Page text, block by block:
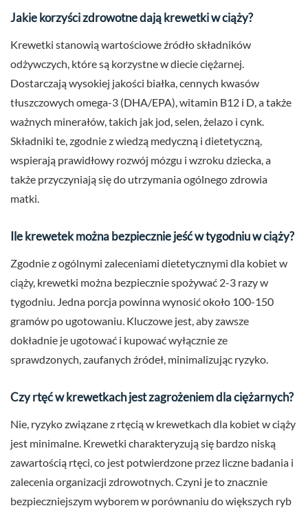
Jakie korzyści zdrowotne dają krewetki w ciąży?
Krewetki stanowią wartościowe źródło składników
odżywczych, które są korzystne w diecie ciężarnej.
Dostarczają wysokiej jakości białka, cennych kwasów
tłuszczowych omega-3 (DHA/EPA), witamin B12 i D, a także
ważnych minerałów, takich jak jod, selen, żelazo i cynk.
Składniki te, zgodnie z wiedzą medyczną i dietetyczną,
wspierają prawidłowy rozwój mózgu i wzroku dziecka, a
także przyczyniają się do utrzymania ogólnego zdrowia
matki.
Ile krewetek można bezpiecznie jeść w tygodniu w ciąży?
Zgodnie z ogólnymi zaleceniami dietetycznymi dla kobiet w
ciąży, krewetki można bezpiecznie spożywać 2-3 razy w
tygodniu. Jedna porcja powinna wynosić około 100-150
gramów po ugotowaniu. Kluczowe jest, aby zawsze
dokładnie je ugotować i kupować wyłącznie ze
sprawdzonych, zaufanych źródeł, minimalizując ryzyko.
Czy rtęć w krewetkach jest zagrożeniem dla ciężarnych?
Nie, ryzyko związane z rtęcią w krewetkach dla kobiet w ciąży
jest minimalne. Krewetki charakteryzują się bardzo niską
zawartością rtęci, co jest potwierdzone przez liczne badania i
zalecenia organizacji zdrowotnych. Czyni je to znacznie
bezpieczniejszym wyborem w porównaniu do większych ryb